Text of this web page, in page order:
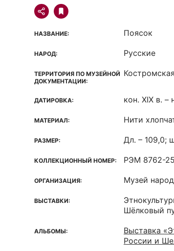
НАЗВАНИЕ: Поясок
НАРОД: Русские
ТЕРРИТОРИЯ ПО МУЗЕЙНОЙ
ДОКУМЕНТАЦИИ:
ДАТИРОВКА: кон. XIX в. –
МАТЕРИАЛ: Нити
РАЗМЕР: Дл. – 109,0;
КОЛЛЕКЦИОННЫЙ НОМЕР: РЭМ 8762-
ОРГАНИЗАЦИЯ: Музей
ВЫСТАВКИ:
Шёлковый
АЛЬБОМЫ:
Выставка
России и